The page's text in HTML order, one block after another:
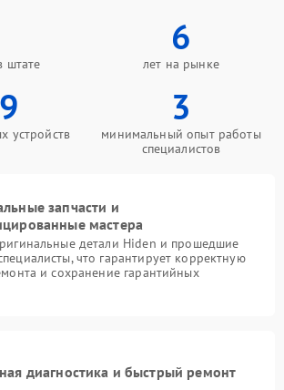
штате
6
лет на рынке
устройств
3
минимальный опыт работы
специалистов
запчасти и
мастера
детали Hiden и прошедшие
что гарантирует корректную
и сохранение гарантийных
диагностика и быстрый ремонт